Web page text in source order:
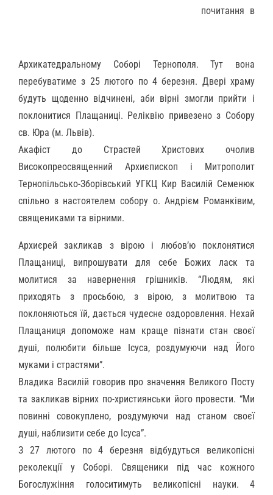
почитання в
Архикатедральному Cоборі Тернополя. Тут вона
перебуватиме з 25 лютого по 4 березня. Двері храму
будуть щоденно відчинені, аби вірні змогли прийти і
поклонитися Плащаниці. Реліквію привезено з Собору
св. Юра (м. Львів).
Акафіст до Страстей Христових очолив
Високопреосвященний Архиєпископ і Митрополит
Тернопільсько-Зборівський УГКЦ Кир Василій Семенюк
спільно з настоятелем собору о. Андрієм Романківим,
священиками та вірними.
Архиєрей закликав з вірою і любов’ю поклонятися
Плащаниці, випрошувати для себе Божих ласк та
молитися за навернення грішників. “Людям, які
приходять з просьбою, з вірою, з молитвою та
поклоняються їй, дається чудесне оздоровлення. Нехай
Плащаниця допоможе нам краще пізнати стан своєї
душі, полюбити більше Ісуса, роздумуючи над Його
муками і страстями”.
Владика Василій говорив про значення Великого Посту
та закликав вірних по-християнськи його провести. “Ми
повинні совокуплено, роздумуючи над станом своєї
душі, наблизити себе до Ісуса”.
З 27 лютого по 4 березня відбудуться великопісні
реколекції у Соборі. Священики під час кожного
Богослужіння голоситимуть великопісні науки. 4